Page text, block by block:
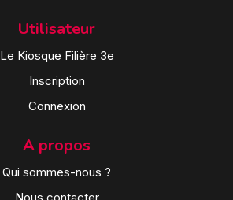
Utilisateur
Le Kiosque Filière 3e
Inscription
Connexion
A propos
Qui sommes-nous ?
Nous contacter